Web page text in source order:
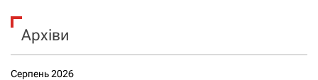
Архіви
Серпень 2026